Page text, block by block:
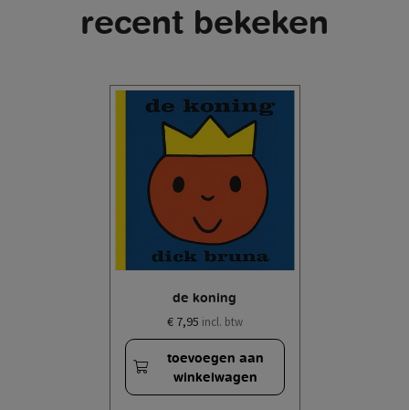
recent bekeken
de koning
€ 7,95 incl. btw
toevoegen aan
winkelwagen